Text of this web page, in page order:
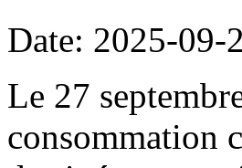
Date: 2025-09-
Le 27
consommation